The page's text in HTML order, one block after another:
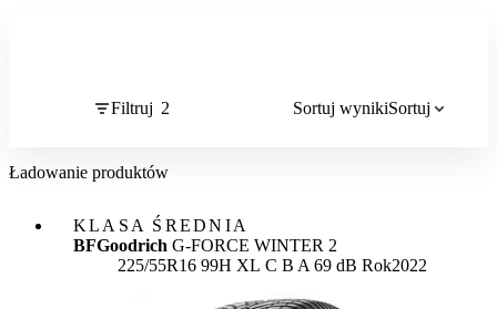
Filtruj 2 Sortuj wynikiSortuj
Ładowanie produktów
KLASA ŚREDNIA
BFGoodrich G-FORCE WINTER 2
225/55R16 99H XL Etykieta:
C B A 69 dB Rok2022